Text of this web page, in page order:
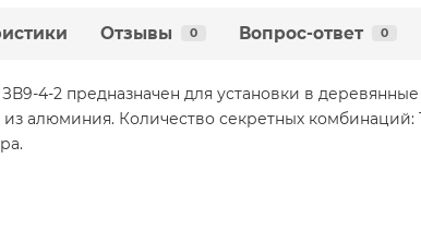
Отзывы 0 Вопрос-ответ 0
4-2 предназначен для установки в
алюминия. Количество секретных комбинаций: